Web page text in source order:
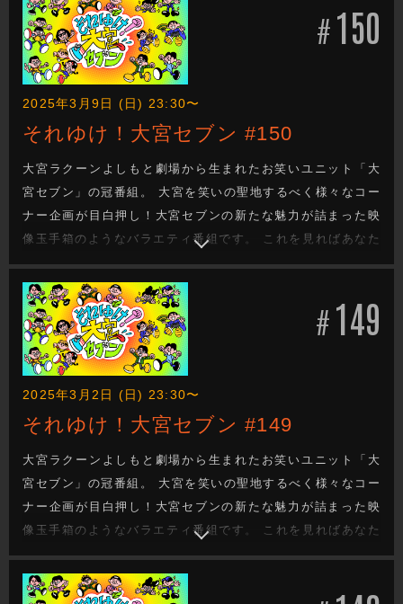
#150
2025年3月9日 (日) 23:30〜
それゆけ！大宮セブン #150
大宮ラクーンよしもと劇場から生まれたお笑いユニット「大
宮セブン」の冠番組。 大宮を笑いの聖地するべく様々なコー
ナー企画が目白押し！大宮セブンの新たな魅力が詰まった映
像玉手箱のようなバラエティ番組です。 これを見ればあなた
も大宮セブンの沼に嵌ります。新たな企画もお楽しみに！
#149
2025年3月2日 (日) 23:30〜
それゆけ！大宮セブン #149
大宮ラクーンよしもと劇場から生まれたお笑いユニット「大
宮セブン」の冠番組。 大宮を笑いの聖地するべく様々なコー
ナー企画が目白押し！大宮セブンの新たな魅力が詰まった映
像玉手箱のようなバラエティ番組です。 これを見ればあなた
も大宮セブンの沼に嵌ります。新たな企画もお楽しみに！